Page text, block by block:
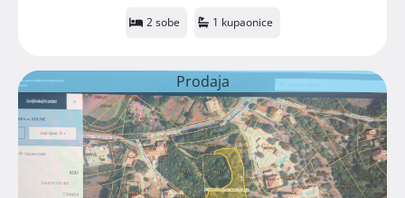
2 sobe 1 kupaonice
Prodaja